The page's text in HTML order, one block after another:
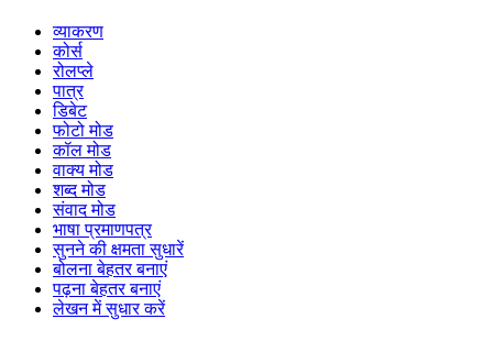
व्याकरण
कोर्स
रोलप्ले
पात्र
डिबेट
फोटो मोड
कॉल मोड
वाक्य मोड
शब्द मोड
संवाद मोड
भाषा प्रमाणपत्र
सुनने की क्षमता सुधारें
बोलना बेहतर बनाएं
पढ़ना बेहतर बनाएं
लेखन में सुधार करें